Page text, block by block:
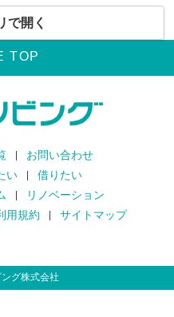
で開く
TOP
お問い合わせ
い
借りたい
リノベーション
用規約 サイトマップ
グ株式会社